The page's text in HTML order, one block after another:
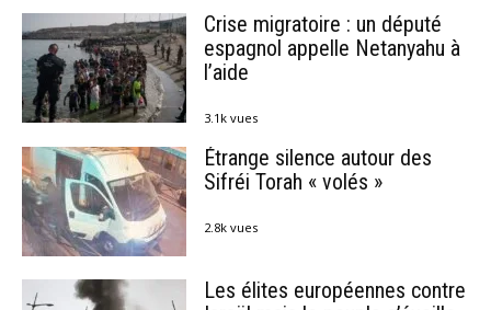
Crise migratoire : un député
espagnol appelle Netanyahu à
l’aide
3.1k vues
Étrange silence autour des
Sifréi Torah « volés »
2.8k vues
Les élites européennes contre